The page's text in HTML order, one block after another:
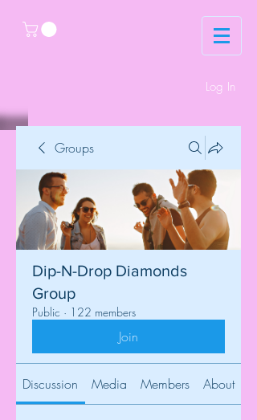
Log In
Groups
Dip-N-Drop Diamonds
Group
Public · 122 members
Join
Discussion Media Members About